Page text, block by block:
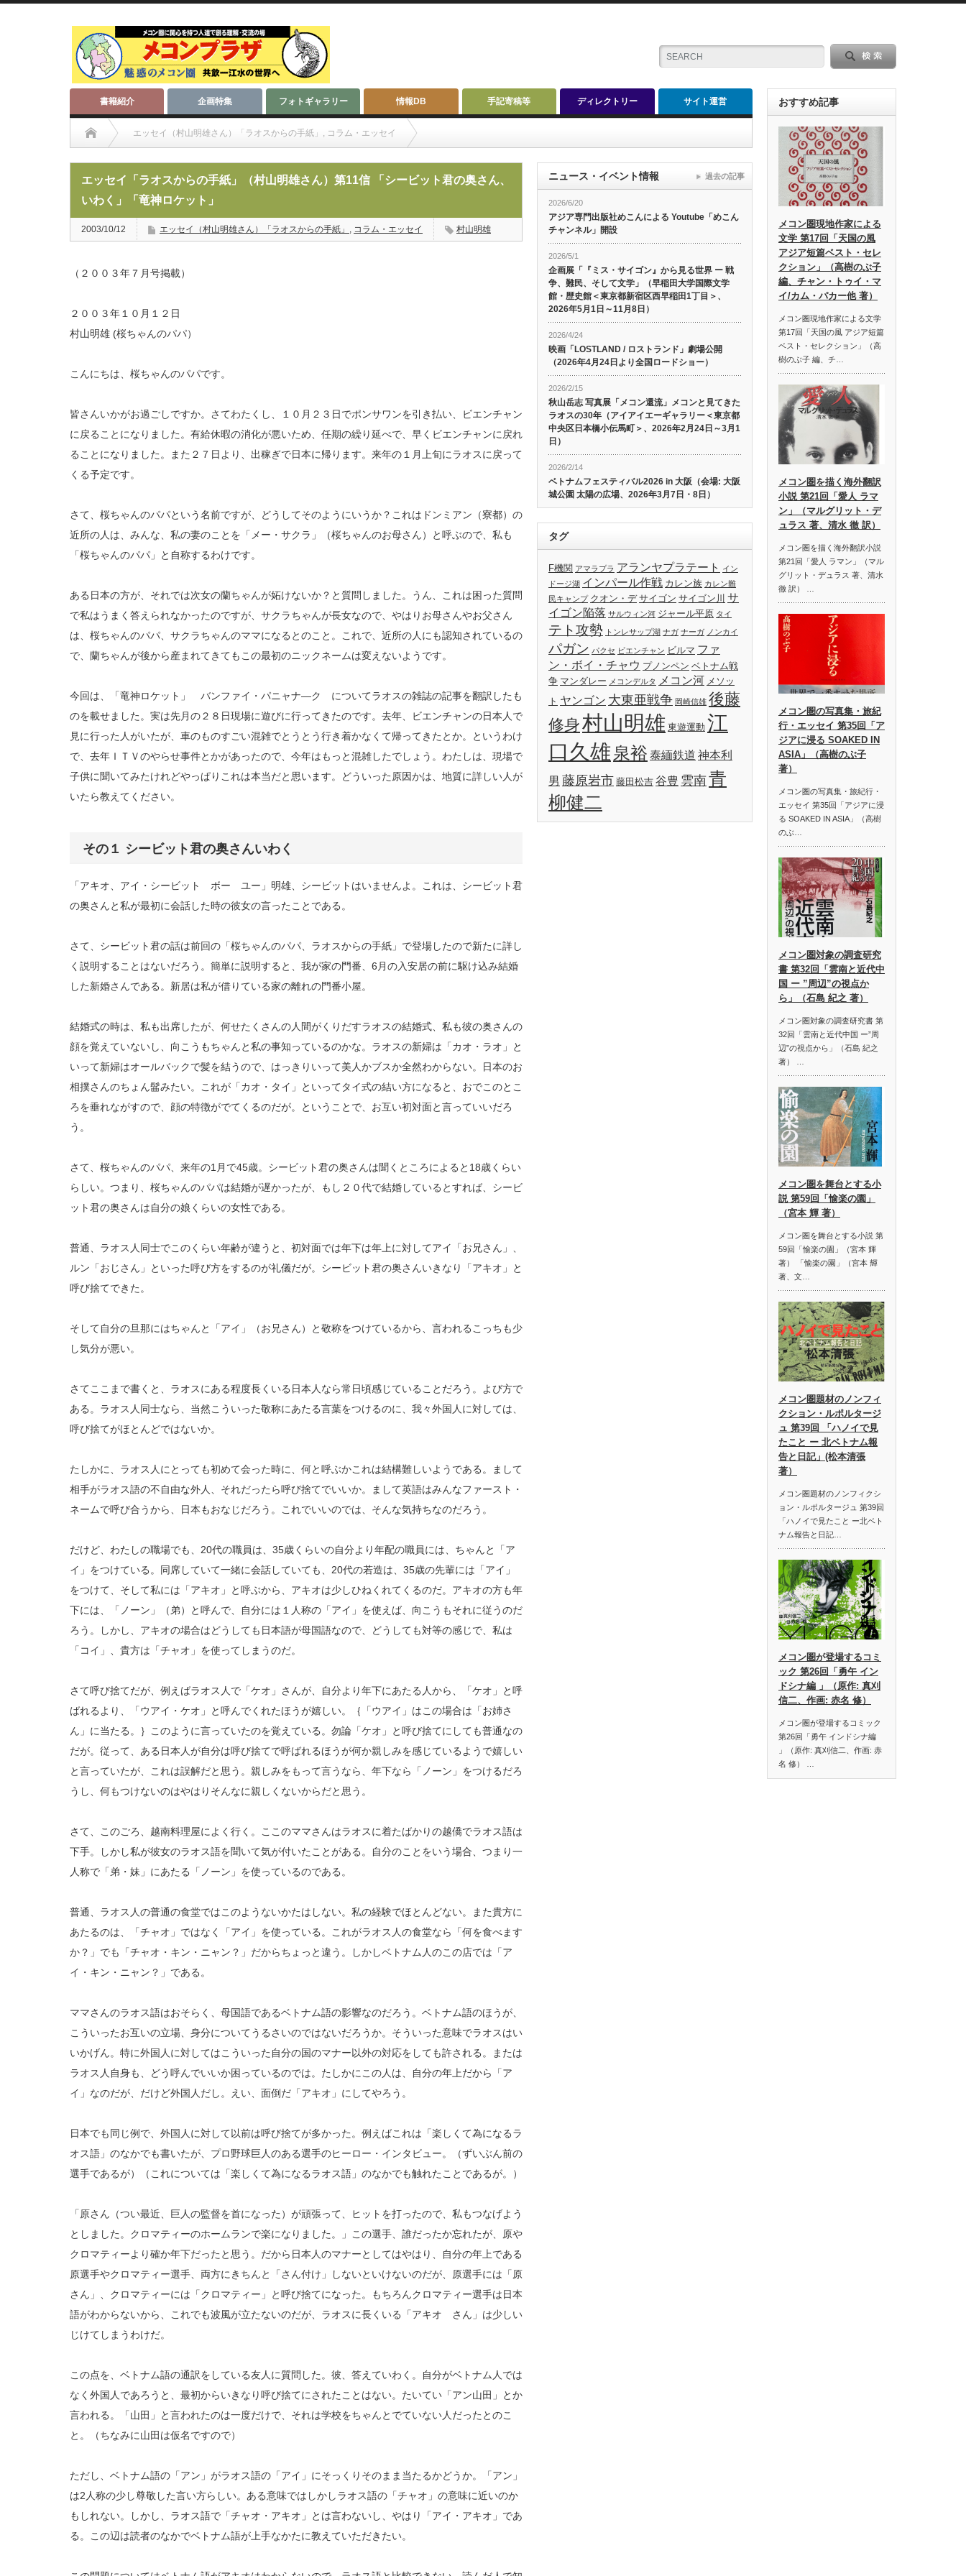
書籍紹介 企画特集 フォトギャラリー 情報DB 手記寄稿等 ディレクトリー サイト運営
エッセイ（村山明雄さん）「ラオスからの手紙」 , コラム・エッセイ
エッセイ「ラオスからの手紙」（村山明雄さん）第11信 「シービット君の奥さん、いわく」「竜神ロケット」
エッセイ「ラオスからの手紙」（村山明雄さん）第11信 「シービット君の奥さん、
いわく」「竜神ロケット」
2003/10/12 エッセイ（村山明雄さん）「ラオスからの手紙」 , コラム・エッセイ 村山明雄
（２００３年７月号掲載）
２００３年１０月１２日
村山明雄 (桜ちゃんのパパ）
こんにちは、桜ちゃんのパパです。
皆さんいかがお過ごしですか。さてわたくし、１０月２３日でポンサワンを引き払い、ビエンチャン
に戻ることになりました。有給休暇の消化が悪いため、任期の繰り延べで、早くビエンチャンに戻れ
ることになりました。また２７日より、出稼ぎで日本に帰ります。来年の１月上旬にラオスに戻って
くる予定です。
さて、桜ちゃんのパパという名前ですが、どうしてそのようにいうか？これはドンミアン（寮都）の
近所の人は、みんな、私の妻のことを「メー・サクラ」（桜ちゃんのお母さん）と呼ぶので、私も
「桜ちゃんのパパ」と自称するわけです。
ある日本の方が、それでは次女の蘭ちゃんが妬けないか？と質問しました。うん、これは困った質問
で私はうまく答えられなかったのですが、サクラちゃんが長女なので、やはりお母さんやお父さん
は、桜ちゃんのパパ、サクラちゃんのママになるとのこと。これで、近所の人にも認知されているの
で、蘭ちゃんが後から産まれてきてもこの最初のニックネームは変えないようです。
今回は、「竜神ロケット」 バンファイ・パニャナ―ク についてラオスの雑誌の記事を翻訳したも
のを載せました。実は先月の２８日現場に遊びに行ってきたのです。去年、ビエンチャンの日本人で
見に行った人がいたが、車のものすごい混雑でとうとう行き着かなくて帰ってきたとか。というわけ
で、去年ＩＴＶのやらせ事件とかがあったので、今年はもっと混雑したでしょう。わたしは、現場で
子供に聞いてみたけれどやっぱりこれは本当だと思います。どういった原因かは、地質に詳しい人が
いたら教えてください。
その１ シービット君の奥さんいわく
「アキオ、アイ・シービット ボー ユー」明雄、シービットはいませんよ。これは、シービット君
の奥さんと私が最初に会話した時の彼女の言ったことである。
さて、シービット君の話は前回の「桜ちゃんのパパ、ラオスからの手紙」で登場したので新たに詳し
く説明することはないだろう。簡単に説明すると、我が家の門番、6月の入安居の前に駆け込み結婚
した新婚さんである。新居は私が借りている家の離れの門番小屋。
結婚式の時は、私も出席したが、何せたくさんの人間がくりだすラオスの結婚式、私も彼の奥さんの
顔を覚えていないし、向こうもちゃんと私の事知っているのかな。ラオスの新婦は「カオ・ラオ」と
いって新婦はオールバックで髪を結うので、はっきりいって美人かブスか全然わからない。日本のお
相撲さんのちょん髷みたい。これが「カオ・タイ」といってタイ式の結い方になると、おでこのとこ
ろを垂れながすので、顔の特徴がでてくるのだが。ということで、お互い初対面と言っていいだろ
う。
さて、桜ちゃんのパパ、来年の1月で45歳。シービット君の奥さんは聞くところによると18歳くらい
らしい。つまり、桜ちゃんのパパは結婚が遅かったが、もし２０代で結婚しているとすれば、シービ
ット君の奥さんは自分の娘くらいの女性である。
普通、ラオス人同士でこのくらい年齢が違うと、初対面では年下は年上に対してアイ「お兄さん」、
ルン「おじさん」といった呼び方をするのが礼儀だが。シービット君の奥さんいきなり「アキオ」と
呼び捨てできた。
そして自分の旦那にはちゃんと「アイ」（お兄さん）と敬称をつけているから、言われるこっちも少
し気分が悪い。
さてここまで書くと、ラオスにある程度長くいる日本人なら常日頃感じていることだろう。よび方で
ある。ラオス人同士なら、当然こういった敬称にあたる言葉をつけるのに、我々外国人に対しては、
呼び捨てがほとんどではないか。
たしかに、ラオス人にとっても初めて会った時に、何と呼ぶかこれは結構難しいようである。まして
相手がラオス語の不自由な外人、それだったら呼び捨てでいいか。まして英語はみんなファースト・
ネームで呼び合うから、日本もおなじだろう。これでいいのでは、そんな気持ちなのだろう。
だけど、わたしの職場でも、20代の職員は、35歳くらいの自分より年配の職員には、ちゃんと「ア
イ」をつけている。同席していて一緒に会話していても、20代の若造は、35歳の先輩には「アイ」
をつけて、そして私には「アキオ」と呼ぶから、アキオは少しひねくれてくるのだ。アキオの方も年
下には、「ノーン」（弟）と呼んで、自分には１人称の「アイ」を使えば、向こうもそれに従うのだ
ろう。しかし、アキオの場合はどうしても日本語が母国語なので、どうしても対等の感じで、私は
「コイ」、貴方は「チャオ」を使ってしまうのだ。
さて呼び捨てだが、例えばラオス人で「ケオ」さんが、自分より年下にあたる人から、「ケオ」と呼
ばれるより、「ウアイ・ケオ」と呼んでくれたほうが嬉しい。｛「ウアイ」はこの場合は「お姉さ
ん」に当たる。｝このように言っていたのを覚えている。勿論「ケオ」と呼び捨てにしても普通なの
だが。従って、ある日本人が自分は呼び捨てで呼ばれるほうが何か親しみを感じているようで嬉しい
と言っていたが、これは誤解だと思う。親しみをもって言うなら、年下なら「ノーン」をつけるだろ
うし、何もつけないのはやはりそんなに親しくないからだと思う。
さて、このごろ、越南料理屋によく行く。ここのママさんはラオスに着たばかりの越僑でラオス語は
下手。しかし私が彼女のラオス語を聞いて気が付いたことがある。自分のことをいう場合、つまり一
人称で「弟・妹」にあたる「ノーン」を使っているのである。
普通、ラオス人の普通の食堂ではこのようないかたはしない。私の経験でほとんどない。また貴方に
あたるのは、「チャオ」ではなく「アイ」を使っている。これがラオス人の食堂なら「何を食べます
か？」でも「チャオ・キン・ニャン？」だからちょっと違う。しかしベトナム人のこの店では「ア
イ・キン・ニャン？」である。
ママさんのラオス語はおそらく、母国語であるベトナム語の影響なのだろう。ベトナム語のほうが、
こういったお互いの立場、身分についてうるさいのではないだろうか。そういった意味でラオスはい
いかげん。特に外国人に対してはこういった自分の国のマナー以外の対応をしても許される。または
ラオス人自身も、どう呼んでいいか困っているのでは。たしかにこの人は、自分の年上だから「ア
イ」なのだが、だけど外国人だし。えい、面倒だ「アキオ」にしてやろう。
日本でも同じ例で、外国人に対して以前は呼び捨てが多かった。例えばこれは「楽しくて為になるラ
オス語」のなかでも書いたが、プロ野球巨人のある選手のヒーロー・インタビュー。（ずいぶん前の
選手であるが）（これについては「楽しくて為になるラオス語」のなかでも触れたことであるが。）
「原さん（つい最近、巨人の監督を首になった）が頑張って、ヒットを打ったので、私もつなげよう
としました。クロマティーのホームランで楽になりました。」この選手、誰だったか忘れたが、原や
クロマティーより確か年下だったと思う。だから日本人のマナーとしてはやはり、自分の年上である
原選手やクロマティー選手、両方にきちんと「さん付け」しないといけないのだが、原選手には「原
さん」、クロマティーには「クロマティー」と呼び捨てになった。もちろんクロマティー選手は日本
語がわからないから、これでも波風が立たないのだが、ラオスに長くいる「アキオ さん」は少しい
じけてしまうわけだ。
この点を、ベトナム語の通訳をしている友人に質問した。彼、答えていわく。自分がベトナム人では
なく外国人であろうと、最初からいきなり呼び捨てにされたことはない。たいてい「アン山田」とか
言われる。「山田」と言われたのは一度だけで、それは学校をちゃんとでていない人だったとのこ
と。（ちなみに山田は仮名ですので）
ただし、ベトナム語の「アン」がラオス語の「アイ」にそっくりそのまま当たるかどうか。「アン」
は2人称の少し尊敬した言い方らしい。ある意味ではしかしラオス語の「チャオ」の意味に近いのか
もしれない。しかし、ラオス語で「チャオ・アキオ」とは言わないし、やはり「アイ・アキオ」であ
る。この辺は読者のなかでベトナム語が上手なかたに教えていただきたい。
ニュース・イベント情報
2026/6/20
アジア専門出版社めこんによる Youtube「めこん
チャンネル」開設
2026/5/1
企画展「『ミス・サイゴン』から見る世界 ー 戦
争、難民、そして文学」（早稲田大学国際文学
館・歴史館＜東京都新宿区西早稲田1丁目＞、
2026年5月1日～11月8日）
2026/4/24
映画「LOSTLAND / ロストランド」劇場公開
（2026年4月24日より全国ロードショー）
2026/2/15
秋山岳志 写真展「メコン還流」メコンと見てきた
ラオスの30年（アイアイエーギャラリー＜東京都
中央区日本橋小伝馬町＞、2026年2月24日～3月1
日）
2026/2/14
ベトナムフェスティバル2026 in 大阪（会場: 大阪
城公園 太陽の広場、2026年3月7日・8日）
過去の記事
タグ
F機関 アマラプラ アランヤプラテート
イン
ドージ湖 インパール作戦 カレン族 カレン難
民キャンプ クオン・デ サイゴン サイゴン川 サ
イゴン陥落 サルウィン河 ジャール平原 タイ
テト攻勢 トンレサップ湖 ナガ ナーガ ノンカイ
パガン パクセ ビエンチャン ビルマ ファ
ン・ボイ・チャウ プノンペン ベトナム戦
争 マンダレー メコンデルタ メコン河 メソッ
ト ヤンゴン 大東亜戦争 岡崎信雄 後藤
修身村山明雄 東遊運動 江
口久雄泉裕 泰緬鉄道 神本利
男 藤原岩市 藤田松吉 谷豊 雲南青
柳健二
おすすめ記事
メコン圏現地作家による
文学 第17回「天国の風
アジア短篇ベスト・セレ
クション」（高樹のぶ子
編、チャン・トゥイ・マ
イ/カム・パカー他 著）
メコン圏現地作家による文学
第17回「天国の風 アジア短篇
ベスト・セレクション」（高
樹のぶ子 編、チ…
メコン圏を描く海外翻訳
小説 第21回「愛人 ラマ
ン」（マルグリット・デ
ュラス 著、清水 徹 訳）
メコン圏を描く海外翻訳小説
第21回「愛人 ラマン」（マル
グリット・デュラス 著、清水
徹 訳） …
メコン圏の写真集・旅紀
行・エッセイ 第35回「ア
ジアに浸る SOAKED IN
ASIA」（高樹のぶ子
著）
メコン圏の写真集・旅紀行・
エッセイ 第35回「アジアに浸
る SOAKED IN ASIA」（高樹
のぶ…
メコン圏対象の調査研究
書 第32回「雲南と近代中
国 ー ”周辺”の視点か
ら」（石島 紀之 著）
メコン圏対象の調査研究書 第
32回「雲南と近代中国 ー”周
辺”の視点から」（石島 紀之
著） …
メコン圏を舞台とする小
説 第59回「愉楽の園」
（宮本 輝 著）
メコン圏を舞台とする小説 第
59回「愉楽の園」（宮本 輝
著） 「愉楽の園」（宮本 輝
著、文…
メコン圏題材のノンフィ
クション・ルポルタージ
ュ 第39回 「ハノイで見
たこと ー 北ベトナム報
告と日記」(松本清張
著）
メコン圏題材のノンフィクシ
ョン・ルポルタージュ 第39回
「ハノイで見たこと ー北ベト
ナム報告と日記…
メコン圏が登場するコミ
ック 第26回「勇午 イン
ドシナ編 」（原作: 真刈
信二、作画: 赤名 修）
メコン圏が登場するコミック
第26回「勇午 インドシナ編
」（原作: 真刈信二、作画: 赤
名 修） …